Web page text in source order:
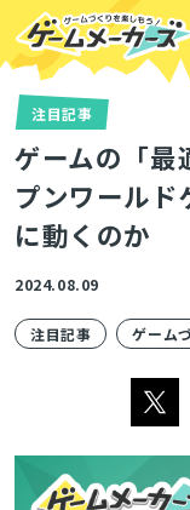
注目記事
ゲームの「最
プンワールド
に動くのか
2024.08.09
注目記事 ゲーム